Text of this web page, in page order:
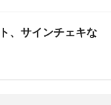
、サインチェキな